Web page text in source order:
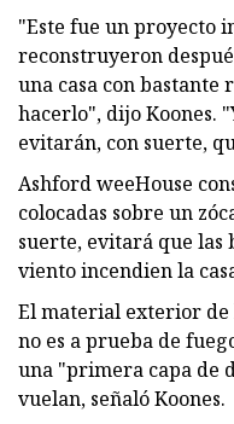
"Este fue un proyecto
reconstruyeron
una casa con bastante
hacerlo", dijo Koones.
evitarán, con suerte,
Ashford weeHouse
colocadas sobre un
suerte, evitará que las
viento incendien la
El material exterior de
no es a prueba de
una "primera capa de
vuelan, señaló Koones.